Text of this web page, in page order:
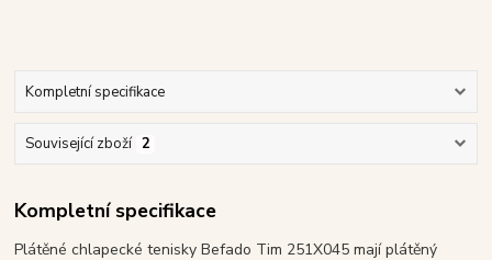
Kompletní specifikace
Související zboží 2
Kompletní specifikace
Plátěné chlapecké tenisky Befado Tim 251X045 mají plátěný